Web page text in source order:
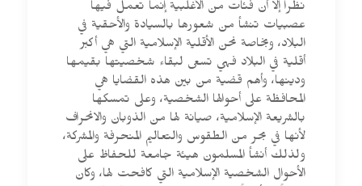
نظراً إلا أن فئات من الأغلبية إنما تعمل فيها
عصبيات تنشأ من شعورها بالسيادة والأحقية في
البلاد، وبخاصة نحن الأقلية الإسلامية التي هي أكبر
أقلية في البلاد فهي تسعى لبقاء شخصيتها بقيمها
ودينها، وأهم قضية من بين هذه القضايا هي
المحافظة على أحوالها الشخصية، وعلى تمسكها
بالشريعة الإسلامية، صيانة لها من الذوبان والانحراف
لأنها في بحر من الطقوس والتعاليم المنحرفة والمشركة،
ولذلك أنشأ المسلمون هيئة جامعة للحفاظ على
الأحوال الشخصية الإسلامية التي كافحت لها، وكان